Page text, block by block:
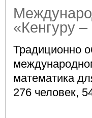
«Кенгуру
Традиционно
математика
276 человек,